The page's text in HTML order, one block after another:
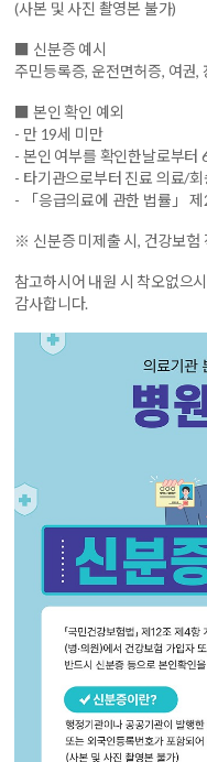
(사본 및 사진 촬영본 불가)
■ 신분증 예시
주민등록증, 운전면허증, 여권,
■ 본인 확인 예외
- 만 19세 미만
- 본인 여부를 확인한날로부터
- 타기관으로부터 진료 의료/회
- 「응급의료에 관한 법률」
※ 신분증 미제출 시, 건강보험
참고하시어 내원 시 착오없으
감사합니다.